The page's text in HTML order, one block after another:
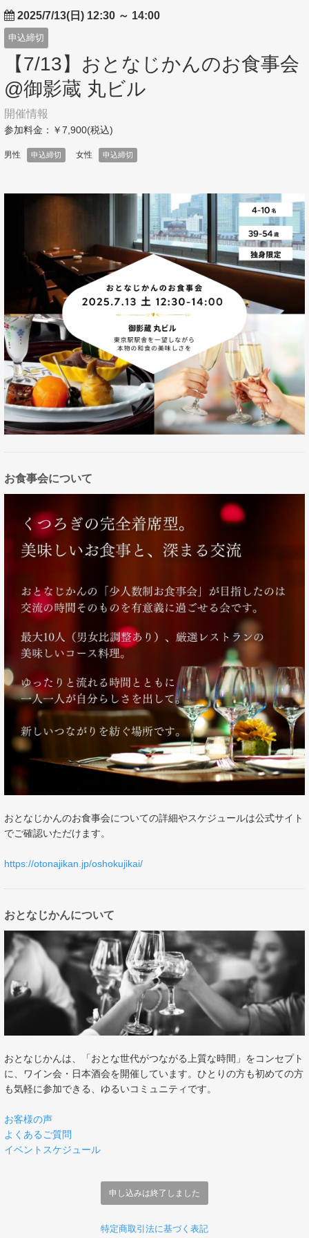
2025/7/13(日) 12:30 ～ 14:00
申込締切
【7/13】おとなじかんのお食事会
@御影蔵 丸ビル
開催情報
参加料金：￥7,900(税込)
男性 申込締切 女性 申込締切
お食事会について
おとなじかんのお食事会についての詳細やスケジュールは公式サイト
でご確認いただけます。
https://otonajikan.jp/oshokujikai/
おとなじかんについて
おとなじかんは、「おとな世代がつながる上質な時間」をコンセプト
に、ワイン会・日本酒会を開催しています。ひとりの方も初めての方
も気軽に参加できる、ゆるいコミュニティです。
お客様の声
よくあるご質問
イベントスケジュール
申し込みは終了しました
特定商取引法に基づく表記